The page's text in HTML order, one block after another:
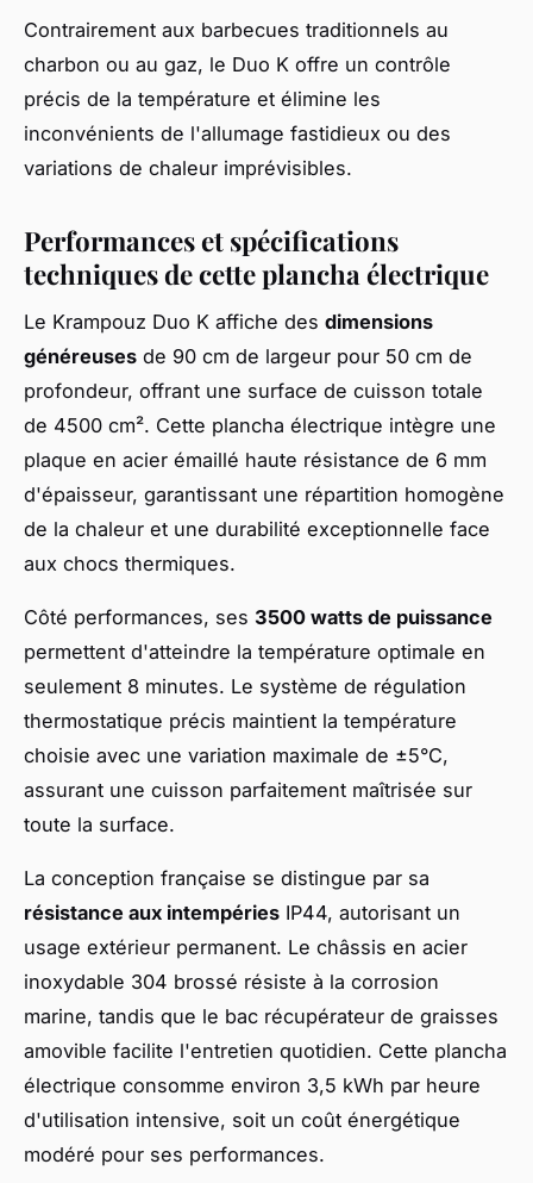
Contrairement aux barbecues traditionnels au
charbon ou au gaz, le Duo K offre un contrôle
précis de la température et élimine les
inconvénients de l'allumage fastidieux ou des
variations de chaleur imprévisibles.
Performances et spécifications
techniques de cette plancha électrique
Le Krampouz Duo K affiche des dimensions
généreuses de 90 cm de largeur pour 50 cm de
profondeur, offrant une surface de cuisson totale
de 4500 cm². Cette plancha électrique intègre une
plaque en acier émaillé haute résistance de 6 mm
d'épaisseur, garantissant une répartition homogène
de la chaleur et une durabilité exceptionnelle face
aux chocs thermiques.
Côté performances, ses 3500 watts de puissance
permettent d'atteindre la température optimale en
seulement 8 minutes. Le système de régulation
thermostatique précis maintient la température
choisie avec une variation maximale de ±5°C,
assurant une cuisson parfaitement maîtrisée sur
toute la surface.
La conception française se distingue par sa
résistance aux intempéries IP44, autorisant un
usage extérieur permanent. Le châssis en acier
inoxydable 304 brossé résiste à la corrosion
marine, tandis que le bac récupérateur de graisses
amovible facilite l'entretien quotidien. Cette plancha
électrique consomme environ 3,5 kWh par heure
d'utilisation intensive, soit un coût énergétique
modéré pour ses performances.